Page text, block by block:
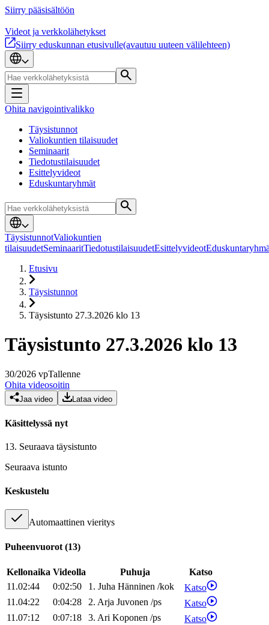
Siirry pääsisältöön
Videot ja verkkolähetykset
Siirry eduskunnan etusivulle(avautuu uuteen välilehteen)
Ohita navigointivalikko
Täysistunnot
Valiokuntien tilaisuudet
Seminaarit
Tiedotustilaisuudet
Esittelyvideot
Eduskuntaryhmät
TäysistunnotValiokuntien
tilaisuudetSeminaaritTiedotustilaisuudetEsittelyvideot
Etusivu
Täysistunnot
Täysistunto 27.3.2026 klo 13
Täysistunto 27.3.2026 klo 13
30/2026 vpTallenne
Ohita videosoitin
Jaa video Lataa video
Käsittelyssä nyt
13. Seuraava täysistunto
Seuraava istunto
Keskustelu
Automaattinen vieritys
Puheenvuorot (13)
Kellonaika Videolla Puhuja
Katso
11.02:44
0:02:50 1. Juha Hänninen /kok
Katso
11.04:22
0:04:28 2. Arja Juvonen /ps
Katso
11.07:12
0:07:18 3. Ari Koponen /ps
Katso